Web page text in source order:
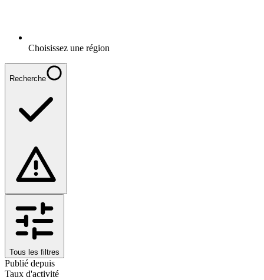
Choisissez une région
Recherche
Tous les filtres
Publié depuis
Taux d'activité